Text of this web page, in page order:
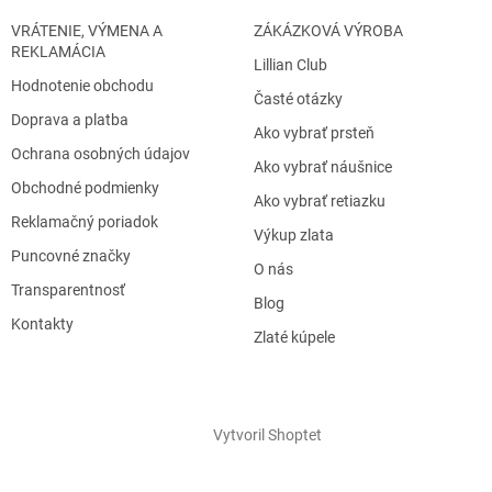
u
VRÁTENIE, VÝMENA A
REKLAMÁCIA
Hodnotenie obchodu
Doprava a platba
Ochrana osobných údajov
Obchodné podmienky
Reklamačný poriadok
Puncovné značky
Transparentnosť
Kontakty
ZÁKÁZKOVÁ VÝROBA
Lillian Club
Časté otázky
Ako vybrať prsteň
Ako vybrať náušnice
Ako vybrať retiazku
Výkup zlata
O nás
Blog
Zlaté kúpele
Vytvoril Shoptet